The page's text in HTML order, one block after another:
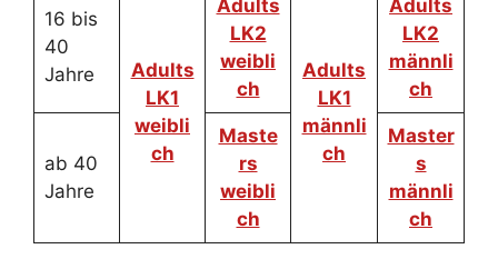
16 bis
40
Jahre
Adults
LK1
weibli
ch
Adults
LK2
weibli
ch
Adults
LK1
männli
ch
Adults
LK2
männli
ch
ab 40
Jahre
Maste
rs
weibli
ch
Master
s
männli
ch